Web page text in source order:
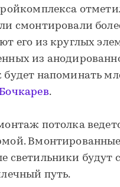
смонтировали
его из круглых
из
будет напоминать
.
потолка
светильники будут
путь.